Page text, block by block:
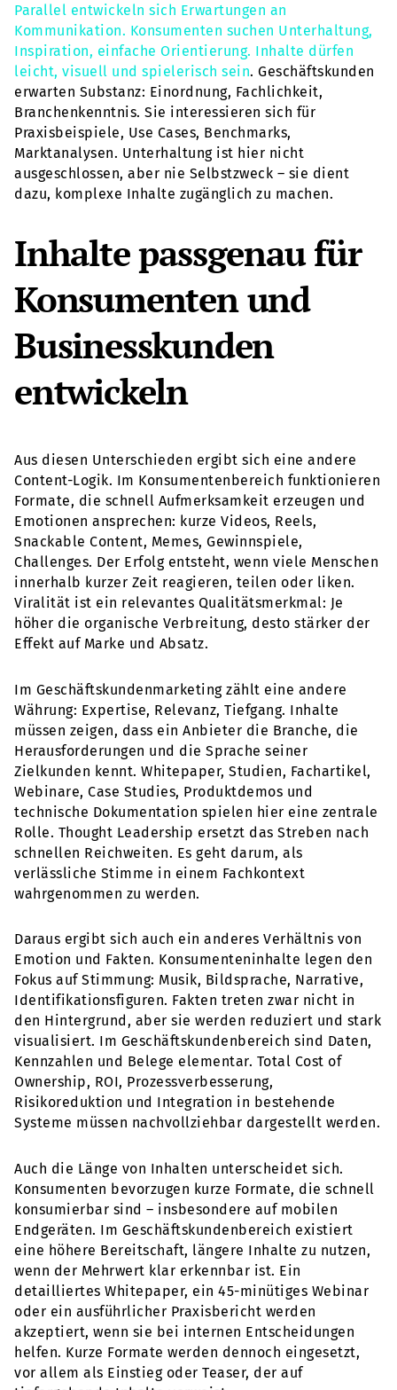
Parallel entwickeln sich Erwartungen an
Kommunikation. Konsumenten suchen Unterhaltung,
Inspiration, einfache Orientierung. Inhalte dürfen
leicht, visuell und spielerisch sein. Geschäftskunden
erwarten Substanz: Einordnung, Fachlichkeit,
Branchenkenntnis. Sie interessieren sich für
Praxisbeispiele, Use Cases, Benchmarks,
Marktanalysen. Unterhaltung ist hier nicht
ausgeschlossen, aber nie Selbstzweck – sie dient
dazu, komplexe Inhalte zugänglich zu machen.
Inhalte passgenau für
Konsumenten und
Businesskunden
entwickeln
Aus diesen Unterschieden ergibt sich eine andere
Content-Logik. Im Konsumentenbereich funktionieren
Formate, die schnell Aufmerksamkeit erzeugen und
Emotionen ansprechen: kurze Videos, Reels,
Snackable Content, Memes, Gewinnspiele,
Challenges. Der Erfolg entsteht, wenn viele Menschen
innerhalb kurzer Zeit reagieren, teilen oder liken.
Viralität ist ein relevantes Qualitätsmerkmal: Je
höher die organische Verbreitung, desto stärker der
Effekt auf Marke und Absatz.
Im Geschäftskundenmarketing zählt eine andere
Währung: Expertise, Relevanz, Tiefgang. Inhalte
müssen zeigen, dass ein Anbieter die Branche, die
Herausforderungen und die Sprache seiner
Zielkunden kennt. Whitepaper, Studien, Fachartikel,
Webinare, Case Studies, Produktdemos und
technische Dokumentation spielen hier eine zentrale
Rolle. Thought Leadership ersetzt das Streben nach
schnellen Reichweiten. Es geht darum, als
verlässliche Stimme in einem Fachkontext
wahrgenommen zu werden.
Daraus ergibt sich auch ein anderes Verhältnis von
Emotion und Fakten. Konsumenteninhalte legen den
Fokus auf Stimmung: Musik, Bildsprache, Narrative,
Identifikationsfiguren. Fakten treten zwar nicht in
den Hintergrund, aber sie werden reduziert und stark
visualisiert. Im Geschäftskundenbereich sind Daten,
Kennzahlen und Belege elementar. Total Cost of
Ownership, ROI, Prozessverbesserung,
Risikoreduktion und Integration in bestehende
Systeme müssen nachvollziehbar dargestellt werden.
Auch die Länge von Inhalten unterscheidet sich.
Konsumenten bevorzugen kurze Formate, die schnell
konsumierbar sind – insbesondere auf mobilen
Endgeräten. Im Geschäftskundenbereich existiert
eine höhere Bereitschaft, längere Inhalte zu nutzen,
wenn der Mehrwert klar erkennbar ist. Ein
detailliertes Whitepaper, ein 45-minütiges Webinar
oder ein ausführlicher Praxisbericht werden
akzeptiert, wenn sie bei internen Entscheidungen
helfen. Kurze Formate werden dennoch eingesetzt,
vor allem als Einstieg oder Teaser, der auf